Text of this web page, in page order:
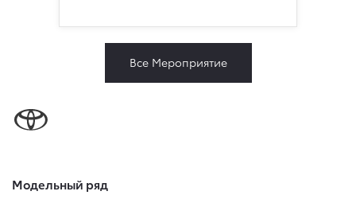
Все Мероприятие
Модельный ряд